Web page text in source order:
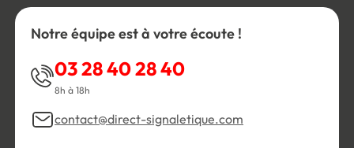
Notre équipe est à votre écoute !
03 28 40 28 40
8h à 18h
contact@direct-signaletique.com